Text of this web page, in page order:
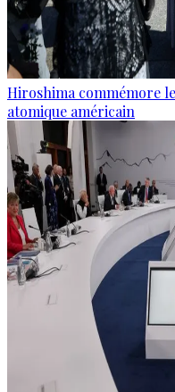
Hiroshima commémore
atomique américain